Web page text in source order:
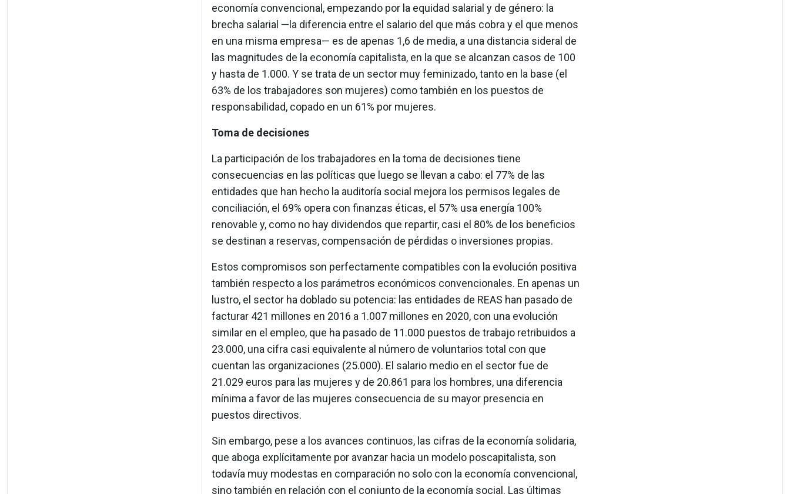
economía convencional, empezando por la equidad salarial y de género: la
brecha salarial —la diferencia entre el salario del que más cobra y el que menos
en una misma empresa— es de apenas 1,6 de media, a una distancia sideral de
las magnitudes de la economía capitalista, en la que se alcanzan casos de 100
y hasta de 1.000. Y se trata de un sector muy feminizado, tanto en la base (el
63% de los trabajadores son mujeres) como también en los puestos de
responsabilidad, copado en un 61% por mujeres.
Toma de decisiones
La participación de los trabajadores en la toma de decisiones tiene
consecuencias en las políticas que luego se llevan a cabo: el 77% de las
entidades que han hecho la auditoría social mejora los permisos legales de
conciliación, el 69% opera con finanzas éticas, el 57% usa energía 100%
renovable y, como no hay dividendos que repartir, casi el 80% de los beneficios
se destinan a reservas, compensación de pérdidas o inversiones propias.
Estos compromisos son perfectamente compatibles con la evolución positiva
también respecto a los parámetros económicos convencionales. En apenas un
lustro, el sector ha doblado su potencia: las entidades de REAS han pasado de
facturar 421 millones en 2016 a 1.007 millones en 2020, con una evolución
similar en el empleo, que ha pasado de 11.000 puestos de trabajo retribuidos a
23.000, una cifra casi equivalente al número de voluntarios total con que
cuentan las organizaciones (25.000). El salario medio en el sector fue de
21.029 euros para las mujeres y de 20.861 para los hombres, una diferencia
mínima a favor de las mujeres consecuencia de su mayor presencia en
puestos directivos.
Sin embargo, pese a los avances continuos, las cifras de la economía solidaria,
que aboga explícitamente por avanzar hacia un modelo poscapitalista, son
todavía muy modestas en comparación no solo con la economía convencional,
sino también en relación con el conjunto de la economía social. Las últimas